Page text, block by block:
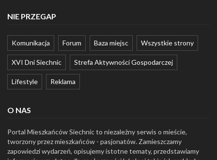
NIE PRZEGAP
Komunikacja Forum Baza miejsc Wszystkie strony
XVI Dni Siechnic Strefa Aktywności Gospodarczej
Lifestyle Reklama
O NAS
Portal Mieszkańców Siechnic to niezależny serwis o mieście,
tworzony przez mieszkańców - pasjonatów. Zamieszczamy
zapowiedzi wydarzeń, opisujemy istotne tematy, przedstawiamy